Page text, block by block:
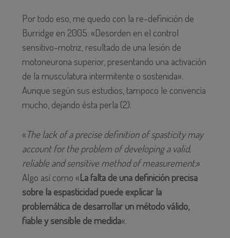
Por todo eso, me quedo con la re-definición de
Burridge en 2005: «Desorden en el control
sensitivo-motriz, resultado de una lesión de
motoneurona superior, presentando una activación
de la musculatura intermitente o sostenida».
Aunque según sus estudios, tampoco le convencía
mucho, dejando ésta perla (2):
« The lack of a precise definition of spasticity may
account for the problem of developing a valid,
reliable and sensitive method of measurement.»
Algo así como «La falta de una definición precisa
sobre la espasticidad puede explicar la
problemática de desarrollar un método válido,
fiable y sensible de medida«.